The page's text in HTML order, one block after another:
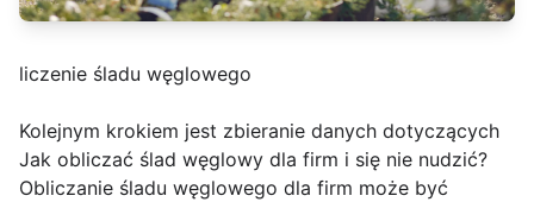
liczenie śladu węglowego
Kolejnym krokiem jest zbieranie danych dotyczących
Jak obliczać ślad węglowy dla firm i się nie nudzić?
Obliczanie śladu węglowego dla firm może być